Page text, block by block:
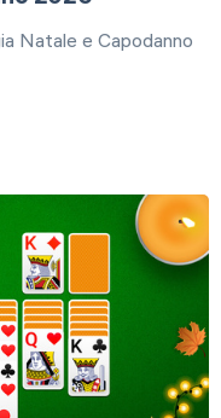
Natale e Capodanno